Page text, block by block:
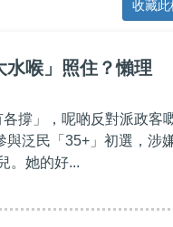
收藏此
水喉」照住？懶理
撐」，呢啲反對派政客
與泛民「35+」初選，涉
。她的好...